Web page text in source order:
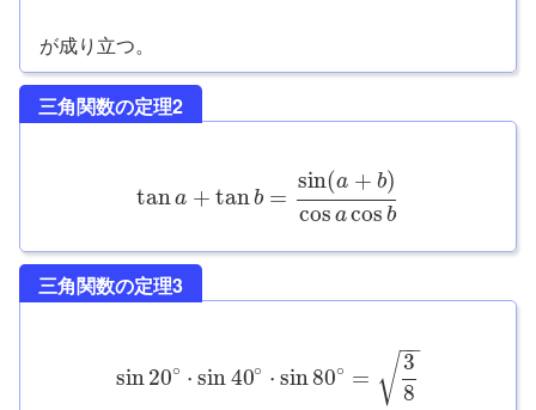
が成り立つ。
三角関数の定理2
tana + tanb =
sin(a + b)
cos acos b
三角関数の定理3
sin20∘ ⋅ sin40∘ ⋅ sin80∘ =
3
8
−
−
√